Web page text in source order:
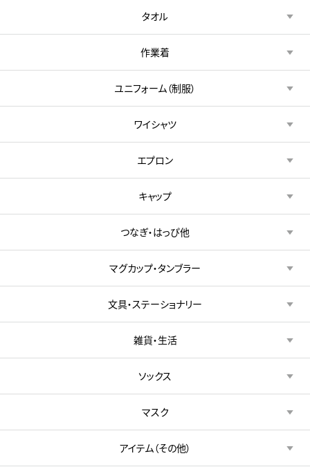
タオル
作業着
ユニフォーム（制服）
ワイシャツ
エプロン
キャップ
つなぎ・はっぴ他
マグカップ・タンブラー
文具・ステーショナリー
雑貨・生活
ソックス
マスク
アイテム（その他）